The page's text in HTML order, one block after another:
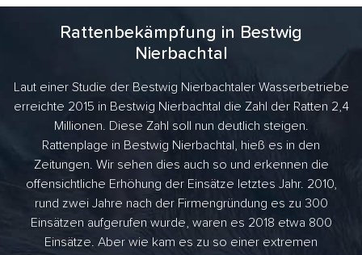
Rattenbekämpfung in Bestwig
Nierbachtal
Laut einer Studie der Bestwig Nierbachtaler Wasserbetriebe
erreichte 2015 in Bestwig Nierbachtal die Zahl der Ratten 2,4
Millionen. Diese Zahl soll nun deutlich steigen.
Rattenplage in Bestwig Nierbachtal, hieß es in den
Zeitungen. Wir sehen dies auch so und erkennen die
offensichtliche Erhöhung der Einsätze letztes Jahr. 2010,
rund zwei Jahre nach der Firmengründung es zu 300
Einsätzen aufgerufen wurde, waren es 2018 etwa 800
Einsätze. Aber wie kam es zu so einer extremen